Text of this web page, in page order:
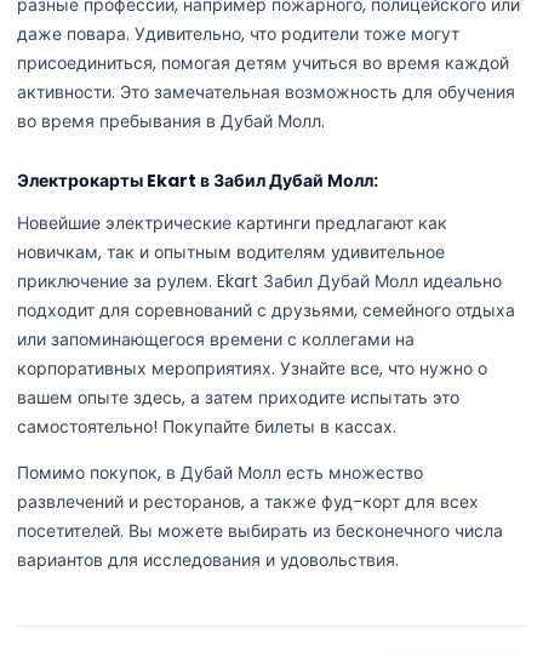
даже повара. Удивительно, что родители тоже могут
присоединиться, помогая детям учиться во время каждой
активности. Это замечательная возможность для обучения
во время пребывания в Дубай Молл.
Электрокарты Ekart в Забил Дубай Молл:
Новейшие электрические картинги предлагают как
новичкам, так и опытным водителям удивительное
приключение за рулем. Ekart Забил Дубай Молл идеально
подходит для соревнований с друзьями, семейного отдыха
или запоминающегося времени с коллегами на
корпоративных мероприятиях. Узнайте все, что нужно о
вашем опыте здесь, а затем приходите испытать это
самостоятельно! Покупайте билеты в кассах.
Помимо покупок, в Дубай Молл есть множество
развлечений и ресторанов, а также фуд-корт для всех
посетителей. Вы можете выбирать из бесконечного числа
вариантов для исследования и удовольствия.